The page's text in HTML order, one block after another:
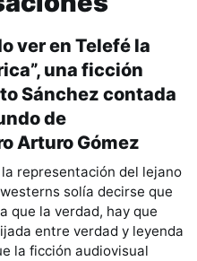
ver en Telefé la
una ficción
Sánchez contada
de
Arturo Gómez
representación del lejano
solía decirse que
que la verdad, hay que
entre verdad y leyenda
la ficción audiovisual